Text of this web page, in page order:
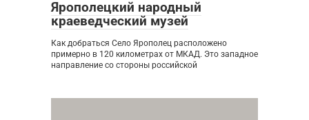
Ярополецкий народный
краеведческий музей
Как добраться Село Ярополец расположено
примерно в 120 километрах от МКАД. Это западное
направление со стороны российской